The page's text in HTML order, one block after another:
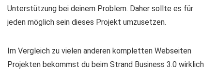
Unterstützung bei deinem Problem. Daher sollte es für
jeden möglich sein dieses Projekt umzusetzen.
Im Vergleich zu vielen anderen kompletten Webseiten
Projekten bekommst du beim Strand Business 3.0 wirklich